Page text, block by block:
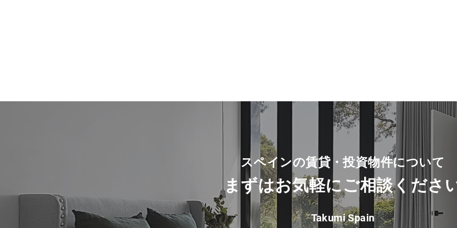
スペインの賃貸・投資物件について
​まずはお気軽にご相談くださ
Takumi Spain